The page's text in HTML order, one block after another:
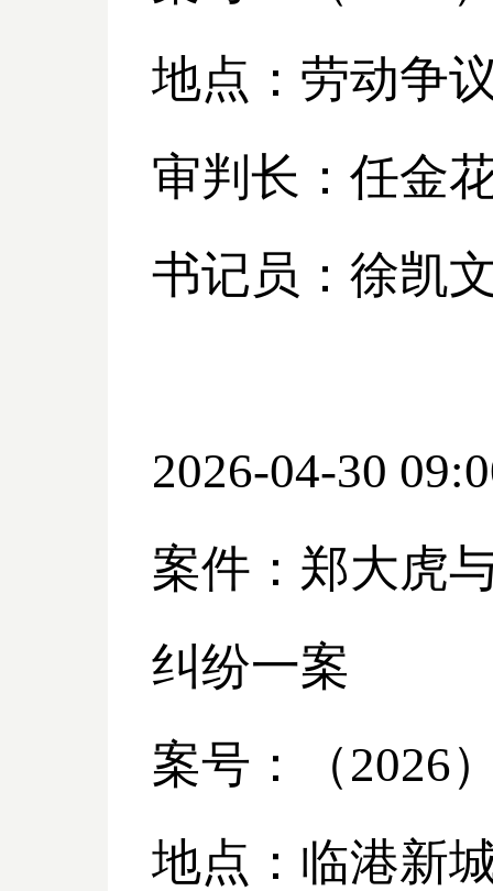
地点：劳动争
审判长：任金
书记员：徐凯
2026-04-30
案件：郑大虎
纠纷一案
案号：（2026
地点：临港新